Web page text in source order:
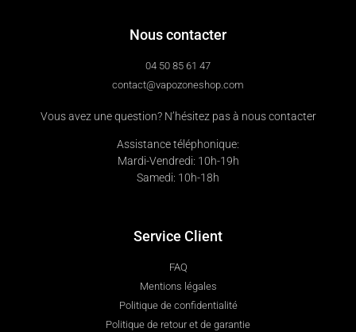
Nous contacter
04 50 85 61 47
contact@vapozoneshop.com
Vous avez une question? N’hésitez pas à nous contacter
Assistance téléphonique:
Mardi-Vendredi: 10h-19h
Samedi: 10h-18h
Service Client
FAQ
Mentions légales
Politique de confidentialité
Politique de retour et de garantie